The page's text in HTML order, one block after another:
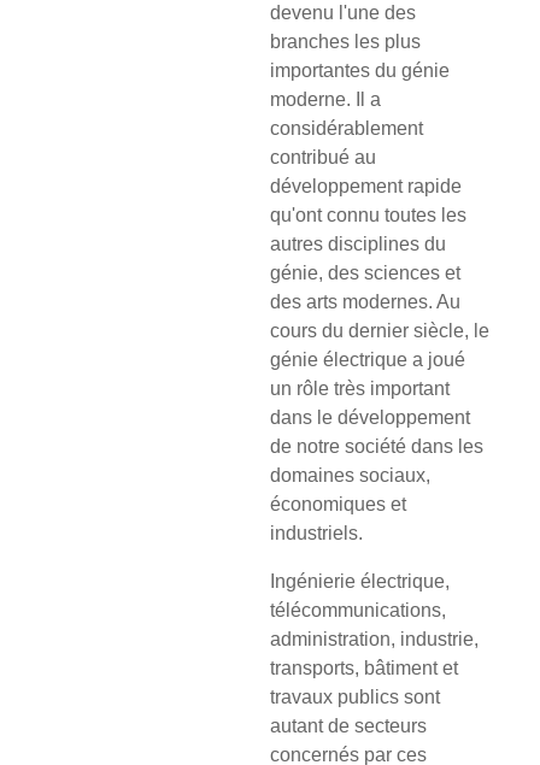
devenu l'une des
branches les plus
importantes du génie
moderne. Il a
considérablement
contribué au
développement rapide
qu'ont connu toutes les
autres disciplines du
génie, des sciences et
des arts modernes. Au
cours du dernier siècle, le
génie électrique a joué
un rôle très important
dans le développement
de notre société dans les
domaines sociaux,
économiques et
industriels.
Ingénierie électrique,
télécommunications,
administration, industrie,
transports, bâtiment et
travaux publics sont
autant de secteurs
concernés par ces